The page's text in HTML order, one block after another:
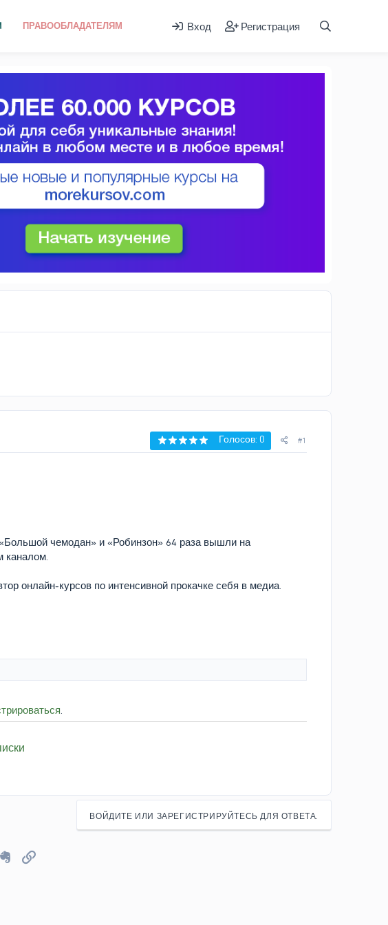
ПРАВООБЛАДАТЕЛЯМ Вход Регистрация
Голосов: 0 #1
чемодан» и «Робинзон» 64 раза вышли на
каналом.
онлайн-курсов по интенсивной прокачке себя в медиа.
ВОЙДИТЕ ИЛИ ЗАРЕГИСТРИРУЙТЕСЬ ДЛЯ ОТВЕТА.
EvernoteСсылка